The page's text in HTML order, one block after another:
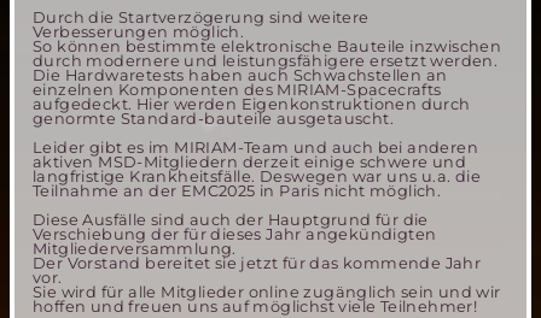
Durch die Startverzögerung sind weitere
Verbesserungen möglich.
So können bestimmte elektronische Bauteile inzwischen
durch modernere und leistungsfähigere ersetzt werden.
Die Hardwaretests haben auch Schwachstellen an
einzelnen Komponenten des MIRIAM-Spacecrafts
aufgedeckt. Hier werden Eigenkonstruktionen durch
genormte Standard-bauteile ausgetauscht.
Leider gibt es im MIRIAM-Team und auch bei anderen
aktiven MSD-Mitgliedern derzeit einige schwere und
langfristige Krankheitsfälle. Deswegen war uns u.a. die
Teilnahme an der EMC2025 in Paris nicht möglich.
Diese Ausfälle sind auch der Hauptgrund für die
Verschiebung der für dieses Jahr angekündigten
Mitgliederversammlung.
Der Vorstand bereitet sie jetzt für das kommende Jahr
vor.
Sie wird für alle Mitglieder online zugänglich sein und wir
hoffen und freuen uns auf möglichst viele Teilnehmer!